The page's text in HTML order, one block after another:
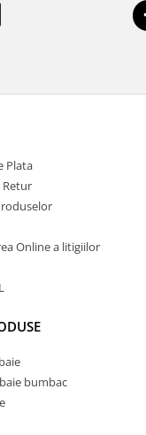
Plata
Retur
Online a litigiilor
bumbac